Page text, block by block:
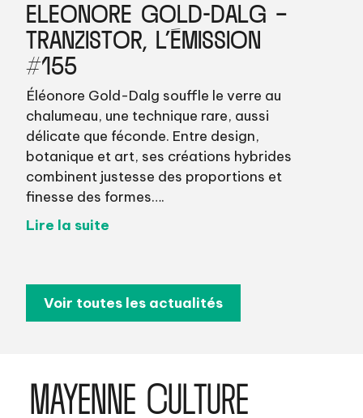
ELEONORE GOLD-DALG –
TRANZISTOR, L’ÉMISSION
#155
Éléonore Gold-Dalg souffle le verre au
chalumeau, une technique rare, aussi
délicate que féconde. Entre design,
botanique et art, ses créations hybrides
combinent justesse des proportions et
finesse des formes….
Lire la suite
Voir toutes les actualités
MAYENNE CULTURE